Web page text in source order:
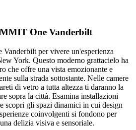
One Vanderbilt
Vanderbilt per vivere un'esperienza
York. Questo moderno grattacielo ha
che offre una vista emozionante e
sulla strada sottostante. Nelle camere
di vetro a tutta altezza ti daranno la
sopra la città. Esamina installazioni
scopri gli spazi dinamici in cui design
coinvolgenti si fondono per
delizia visiva e sensoriale.